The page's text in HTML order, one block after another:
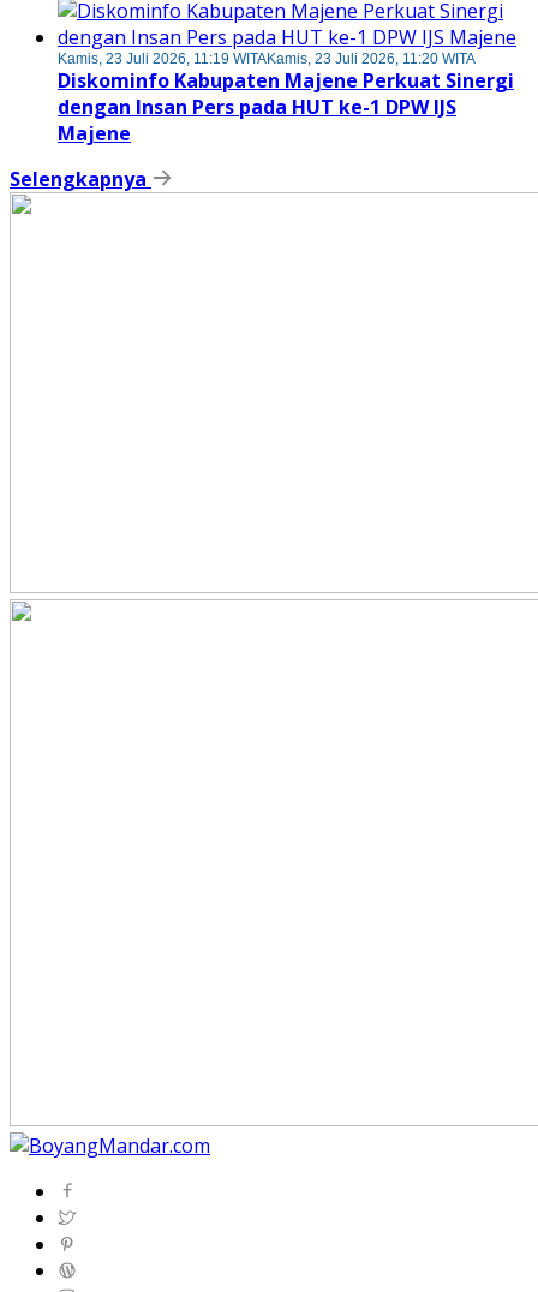
Kamis, 23 Juli 2026, 11:19 WITAKamis, 23 Juli 2026, 11:20 WITA
Diskominfo Kabupaten Majene Perkuat Sinergi
dengan Insan Pers pada HUT ke-1 DPW IJS
Majene
Selengkapnya